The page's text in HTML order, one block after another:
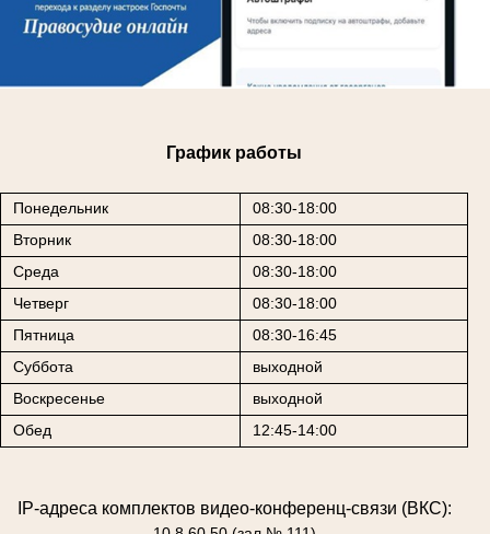
График работы
Понедельник
08:30-18:00
Вторник
08:30-18:00
Среда
08:30-18:00
Четверг
08:30-18:00
Пятница
08:30-16:45
Суббота
выходной
Воскресенье
выходной
Обед
12:45-14:00
IP-адреса комплектов видео-конференц-связи (ВКС):